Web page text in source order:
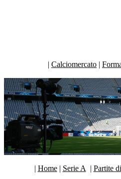
| Calciomercato |
| Home| Serie A | Partite